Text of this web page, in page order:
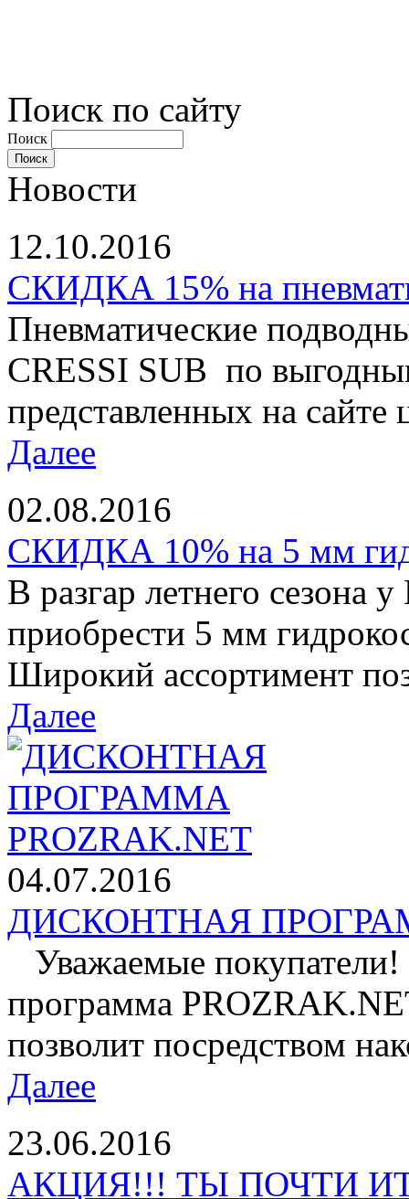
Поиск по сайту
Поиск
Новости
12.10.2016
СКИДКА 15% на
Пневматические
CRESSI SUB по
представленных на
Далее
02.08.2016
СКИДКА 10% на 5 мм
В разгар летнего сезона
приобрести 5 мм
Широкий ассортимент
Далее
04.07.2016
ДИСКОНТНАЯ
Уважаемые покупатели!
программа
позволит посредством
Далее
23.06.2016
АКЦИЯ!!! ТЫ ПОЧТИ